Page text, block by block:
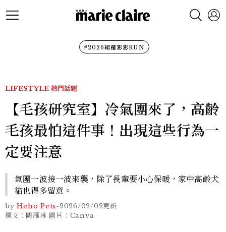
#2026裙襬澎澎RUN
LIFESTYLE 熱門話題
【毛孩研究室】冷氣團來了，高齡
毛孩最怕這件事！出現這些行為一
定要注意
氣團一波接一波來襲，除了長輩要小心保暖，家中高齡犬
貓也得多留意。
by Heho Pets-2026/02/02更新
撰文：闕雁琳 圖片：Canva